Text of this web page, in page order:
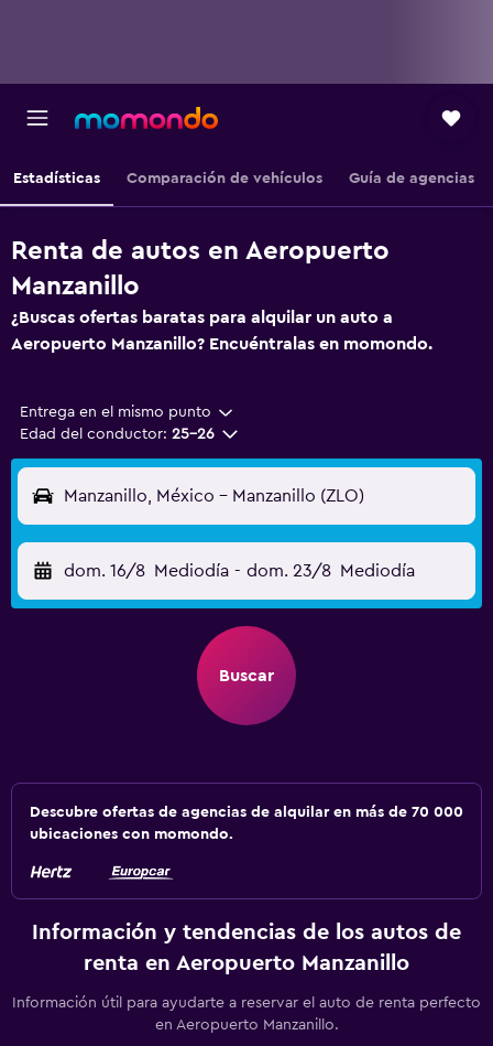
Estadísticas Comparación de vehículos Guía de agencias
Renta de autos en Aeropuerto
Manzanillo
¿Buscas ofertas baratas para alquilar un auto a
Aeropuerto Manzanillo? Encuéntralas en momondo.
Entrega en el mismo punto
Edad del conductor: 25-26
Manzanillo, México - Manzanillo (ZLO)
dom. 16/8 Mediodía - dom. 23/8 Mediodía
Buscar
Descubre ofertas de agencias de alquilar en más de 70 000
ubicaciones con momondo.
Información y tendencias de los autos de
renta en Aeropuerto Manzanillo
Información útil para ayudarte a reservar el auto de renta perfecto
en Aeropuerto Manzanillo.